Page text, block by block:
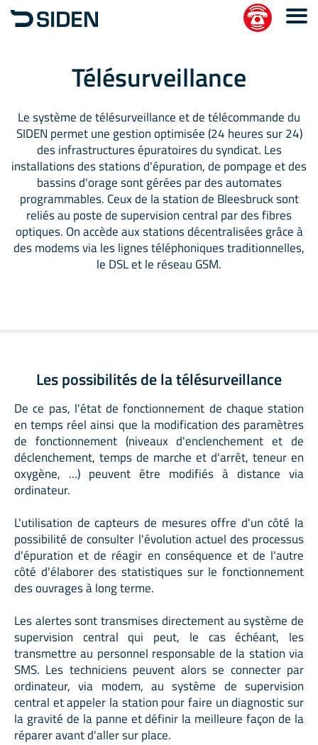
Télésurveillance
Le système de télésurveillance et de télécommande du
SIDEN permet une gestion optimisée (24 heures sur 24)
des infrastructures épuratoires du syndicat. Les
installations des stations d'épuration, de pompage et des
bassins d'orage sont gérées par des automates
programmables. Ceux de la station de Bleesbruck sont
reliés au poste de supervision central par des fibres
optiques. On accède aux stations décentralisées grâce à
des modems via les lignes téléphoniques traditionnelles,
le DSL et le réseau GSM.
Les possibilités de la télésurveillance
De ce pas, l'état de fonctionnement de chaque station
en temps réel ainsi que la modification des paramètres
de fonctionnement (niveaux d'enclenchement et de
déclenchement, temps de marche et d'arrêt, teneur en
oxygène, ...) peuvent être modifiés à distance via
ordinateur.
L'utilisation de capteurs de mesures offre d'un côté la
possibilité de consulter l'évolution actuel des processus
d'épuration et de réagir en conséquence et de l'autre
côté d'élaborer des statistiques sur le fonctionnement
des ouvrages à long terme.
Les alertes sont transmises directement au système de
supervision central qui peut, le cas échéant, les
transmettre au personnel responsable de la station via
SMS. Les techniciens peuvent alors se connecter par
ordinateur, via modem, au système de supervision
central et appeler la station pour faire un diagnostic sur
la gravité de la panne et définir la meilleure façon de la
réparer avant d'aller sur place.